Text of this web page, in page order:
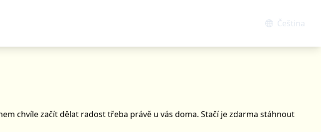
Čeština
chvíle začít dělat radost třeba právě u vás doma. Stačí je zdarma stáhnout